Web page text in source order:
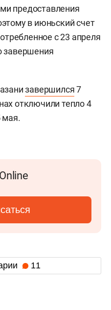
предоставления
в июньский счет
с 23 апреля
завершения
завершился7
отключили тепло 4
мая.
11